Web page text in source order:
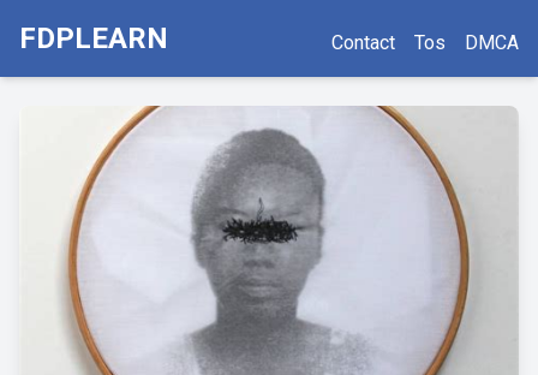
FDPLEARN Contact Tos DMCA